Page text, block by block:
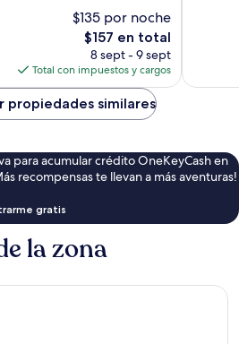
$135 por noche
El
precio
actual
es
de
$157
$157 en total
8 sept - 9 sept
Total con impuestos y cargos
propiedades similares
para acumular crédito OneKeyCash en
recompensas te llevan a más aventuras!
gratis
la zona